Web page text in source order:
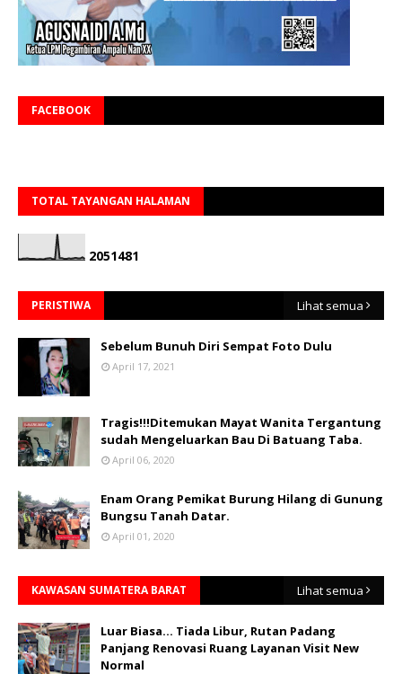
FACEBOOK
TOTAL TAYANGAN HALAMAN
2051481
PERISTIWA Lihat semua
Sebelum Bunuh Diri Sempat Foto Dulu
April 17, 2021
Tragis!!!Ditemukan Mayat Wanita Tergantung
sudah Mengeluarkan Bau Di Batuang Taba.
April 06, 2020
Enam Orang Pemikat Burung Hilang di Gunung
Bungsu Tanah Datar.
April 01, 2020
KAWASAN SUMATERA BARAT Lihat semua
Luar Biasa... Tiada Libur, Rutan Padang
Panjang Renovasi Ruang Layanan Visit New
Normal